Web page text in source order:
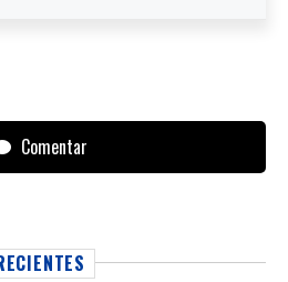
Comentar